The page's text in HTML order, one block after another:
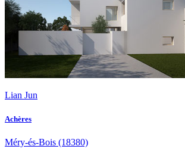
Lian Jun
Achères
Méry-és-Bois (18380)